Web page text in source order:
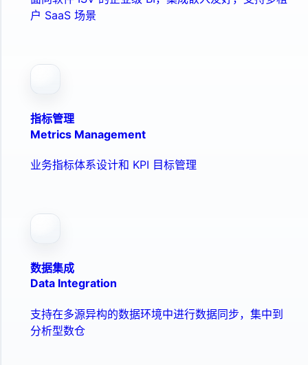
户 SaaS 场景
指标管理
Metrics Management
业务指标体系设计和 KPI 目标管理
数据集成
Data Integration
支持在多源异构的数据环境中进行数据同步，集中到
分析型数仓